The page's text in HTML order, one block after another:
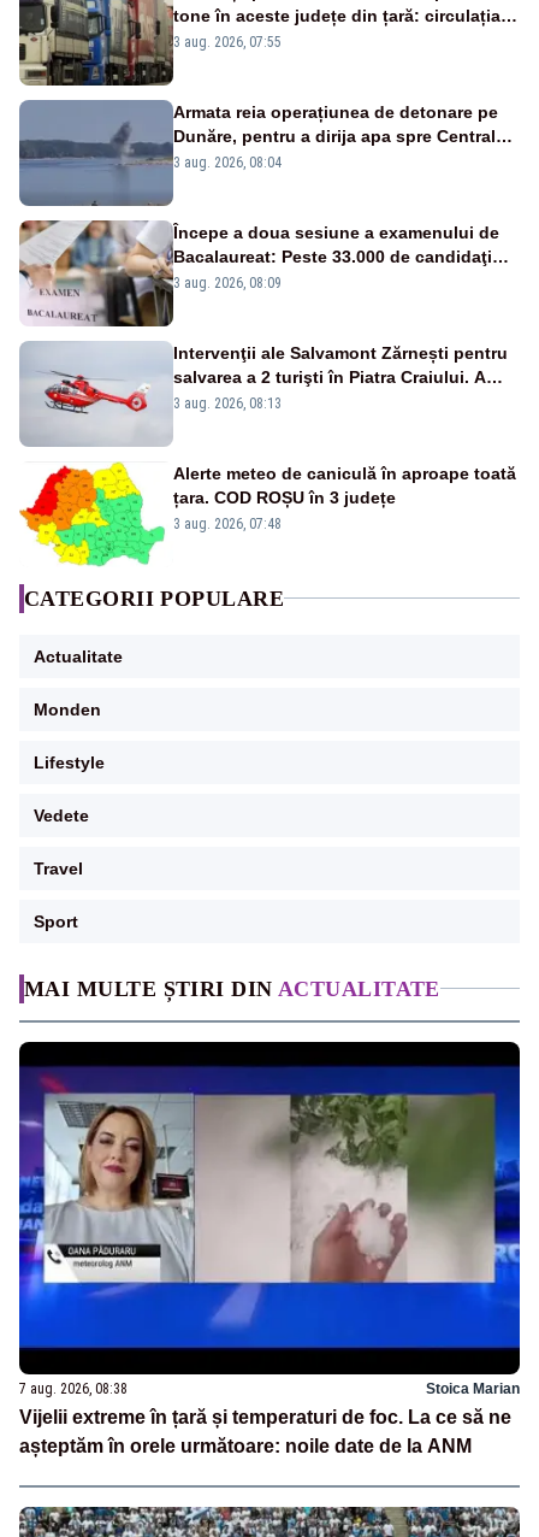
MAI MULTE ȘTIRI DIN ACTUALITATE
7 aug. 2026, 08:38 Stoica Marian
Vijelii extreme în țară și temperaturi de foc. La ce să ne
așteptăm în orele următoare: noile date de la ANM
tone în aceste județe din țară: circulația
este interzisă luni, între orele 12:00 și
3 aug. 2026, 07:55
Armata reia operațiunea de detonare pe
Dunăre, pentru a dirija apa spre Centrala
Cernavodă
3 aug. 2026, 08:04
Începe a doua sesiune a examenului de
Bacalaureat: Peste 33.000 de candidaţi
înscrişi
3 aug. 2026, 08:09
Intervenţii ale Salvamont Zărnești pentru
salvarea a 2 turişti în Piatra Craiului. A
fost solicitat elicopterul SMURD
3 aug. 2026, 08:13
Alerte meteo de caniculă în aproape toată
țara. COD ROȘU în 3 județe
3 aug. 2026, 07:48
CATEGORII POPULARE
Actualitate
Monden
Lifestyle
Vedete
Travel
Sport